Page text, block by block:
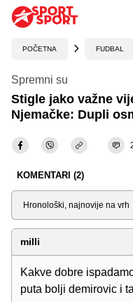
POČETNA FUDBAL
Spremni su
Stigle jako važne
Njemačke: Dupli
KOMENTARI (2)
Sortiraj
milli
Kakve dobre
puta bolji demirovic i